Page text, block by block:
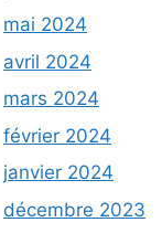
mai 2024
avril 2024
mars 2024
février 2024
janvier 2024
décembre 2023